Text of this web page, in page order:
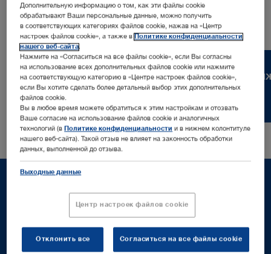
Карьера
Поддержка
Дополнительную информацию о том, как эти файлы cookie
обрабатывают Ваши персональные данные, можно получить
в соответствующих категориях файлов cookie, нажав на «Центр
настроек файлов cookie», а также в Политике конфиденциальности
нашего веб-сайта.
Нажмите на «Согласиться на все файлы cookie», если Вы согласны
на использование всех дополнительных файлов cookie или нажмите
на соответствующую категорию в «Центре настроек файлов cookie»,
если Вы хотите сделать более детальный выбор этих дополнительных
файлов cookie.
Вы в любое время можете обратиться к этим настройкам и отозвать
Ваше согласие на использование файлов cookie и аналогичных
технологий (в Политике конфиденциальности и в нижнем колонтитуле
нашего веб-сайта). Такой отзыв не влияет на законность обработки
данных, выполненной до отзыва.
Выходные данные
Центр настроек файлов cookie
Отклонить все Согласиться на все файлы cookie